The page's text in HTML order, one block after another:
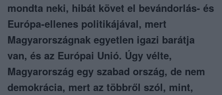
mondta neki, hibát követ el bevándorlás- és
Európa-ellenes politikájával, mert
Magyarországnak egyetlen igazi barátja
van, és az Európai Unió. Úgy vélte,
Magyarország egy szabad ország, de nem
demokrácia, mert az többről szól, mint,